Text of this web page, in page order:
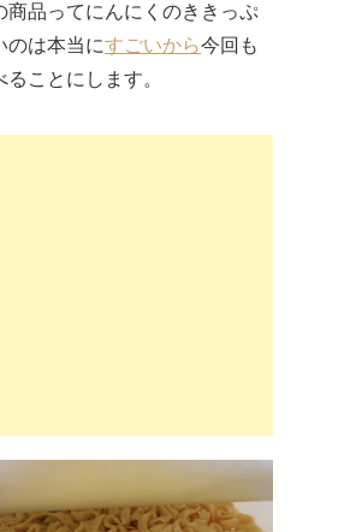
商品ってにんにくのききっぷ
のは本当にすごいから今回も
ことにします。